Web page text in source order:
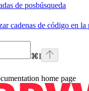
de posbúsqueda
cadenas de código en la
⌘I
home page